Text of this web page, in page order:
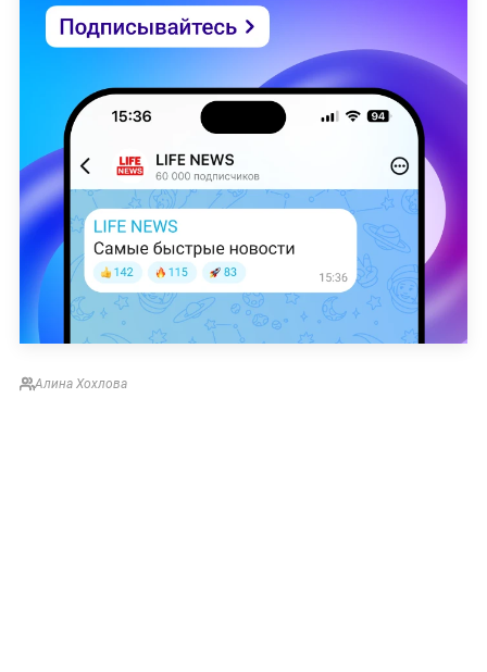
Алина Хохлова